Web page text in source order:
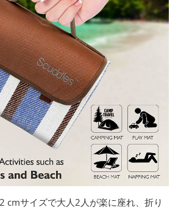
cmサイズで大人2人が楽に座れ、折り